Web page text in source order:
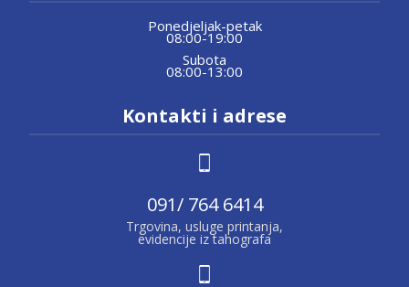
Ponedjeljak-petak
08:00-19:00
Subota
08:00-13:00
Kontakti i adrese
091/ 764 6414
Trgovina, usluge printanja,
evidencije iz tahografa